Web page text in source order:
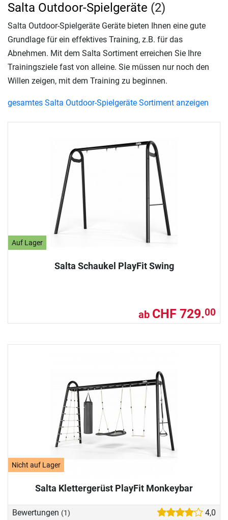
Auf Lager
Salta Schaukel PlayFit Swing
ab CHF 729.00
Nicht auf Lager
Salta Klettergerüst PlayFit Monkeybar
Bewertungen (1) 4,0
Salta Outdoor-Spielgeräte (2)
Salta Outdoor-Spielgeräte Geräte bieten Ihnen eine gute
Grundlage für ein effektives Training, z.B. für das
Abnehmen. Mit dem Salta Sortiment erreichen Sie Ihre
Trainingsziele fast von alleine. Sie müssen nur noch den
Willen zeigen, mit dem Training zu beginnen.
gesamtes Salta Outdoor-Spielgeräte Sortiment anzeigen